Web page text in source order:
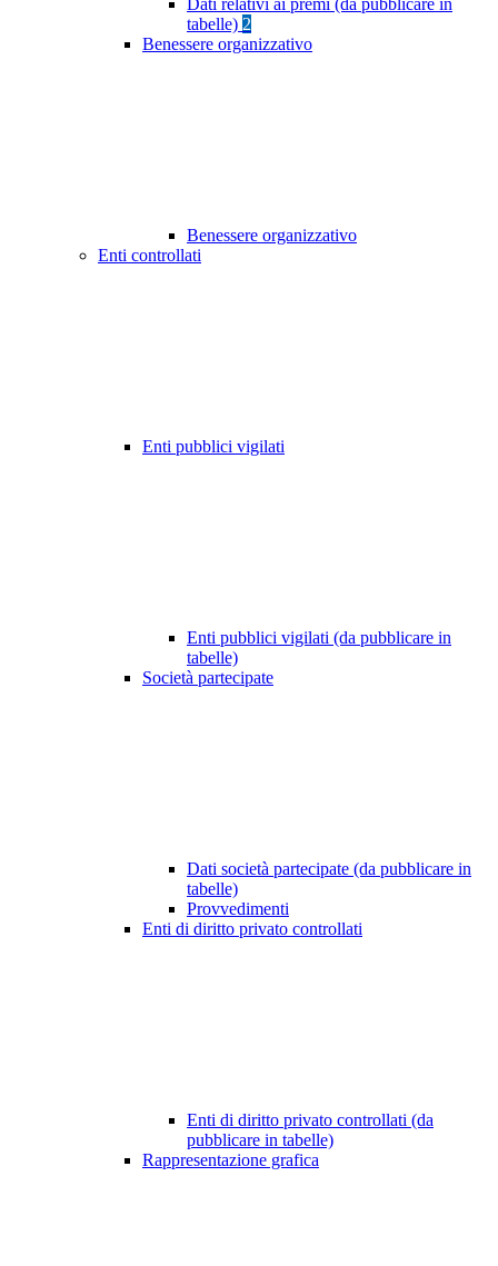
Dati relativi ai premi (da pubblicare in
tabelle) 2
Benessere organizzativo
Benessere organizzativo
Enti controllati
Enti pubblici vigilati
Enti pubblici vigilati (da pubblicare in
tabelle)
Società partecipate
Dati società partecipate (da pubblicare in
tabelle)
Provvedimenti
Enti di diritto privato controllati
Enti di diritto privato controllati (da
pubblicare in tabelle)
Rappresentazione grafica